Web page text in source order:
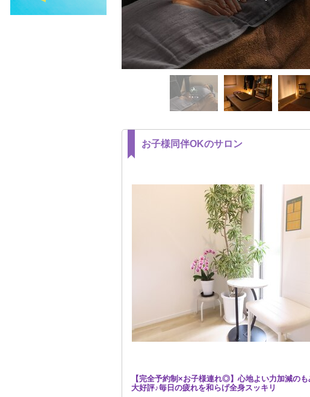
お子様同伴OKのサロン
【完全予約制×お子様連れ◎】心地よい力加減の
大好評♪毎日の疲れを和らげ全身スッキリ